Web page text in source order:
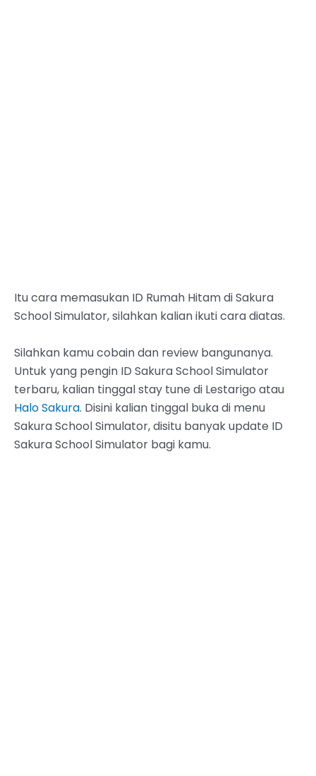
Itu cara memasukan ID Rumah Hitam di Sakura
School Simulator, silahkan kalian ikuti cara diatas.
Silahkan kamu cobain dan review bangunanya.
Untuk yang pengin ID Sakura School Simulator
terbaru, kalian tinggal stay tune di Lestarigo atau
Halo Sakura. Disini kalian tinggal buka di menu
Sakura School Simulator, disitu banyak update ID
Sakura School Simulator bagi kamu.